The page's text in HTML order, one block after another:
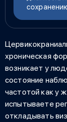
хроническая
возникает у
состояние
частотой как у
испытываете
откладывать